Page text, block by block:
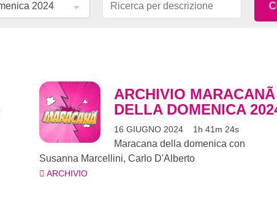
ARCHIVIO MARACANÃ
DELLA DOMENICA
16 GIUGNO 2024 1h 41m 24s
Maracana della domenica con
Susanna Marcellini, Carlo D'Alberto
ARCHIVIO